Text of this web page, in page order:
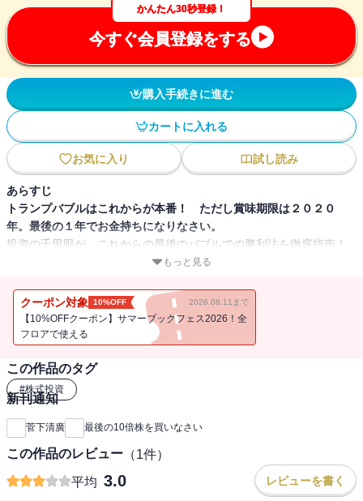
かんたん30秒登録！
今すぐ会員登録をする
購入手続きに進む
カートに入れる
お気に入り 試し読み
あらすじ
トランプバブルはこれからが本番！ ただし賞味期限は２０２０
年。最後の１年でお金持ちになりなさい。
投資の千里眼が、これからの最後のバブルでの勝利法を徹底指南！
第１章 アメリカ発のバブルはこれからが本番
第３章 令和の時代に投資はどこに向かうか
第４章 政治の流れから経済を読む
第５章 知的資本主義で資産を10倍にする投資
第７章 新成長企業ベストイレブン
第８章 新々ＩＰＯ銘柄ベストイレブン
もっと見る
クーポン対象 10%OFF 2026.08.11まで
【10%OFFクーポン】サマーブックフェス2026！全
フロアで使える
この作品のタグ
#株式投資
新刊通知
菅下清廣 最後の10倍株を買いなさい
この作品のレビュー （1件）
平均 3.0 レビューを書く